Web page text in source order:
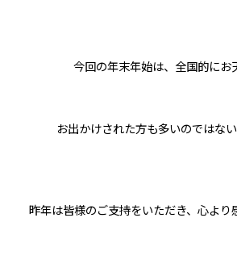
今回の年末年始は、全国的にお
お出かけされた方も多いのではない
昨年は皆様のご支持をいただき、心より